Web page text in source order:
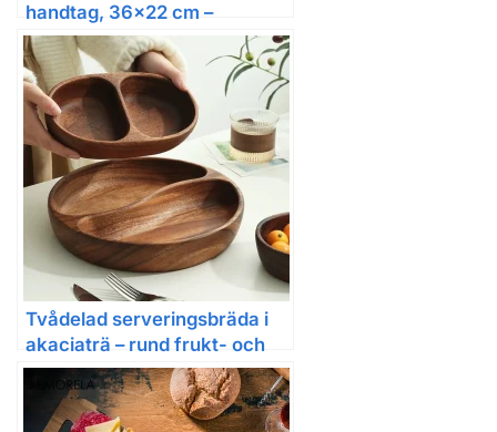
handtag, 36×22 cm –
serveringsbräda
Tvådelad serveringsbräda i
akaciaträ – rund frukt- och
snacksfat i solid trä